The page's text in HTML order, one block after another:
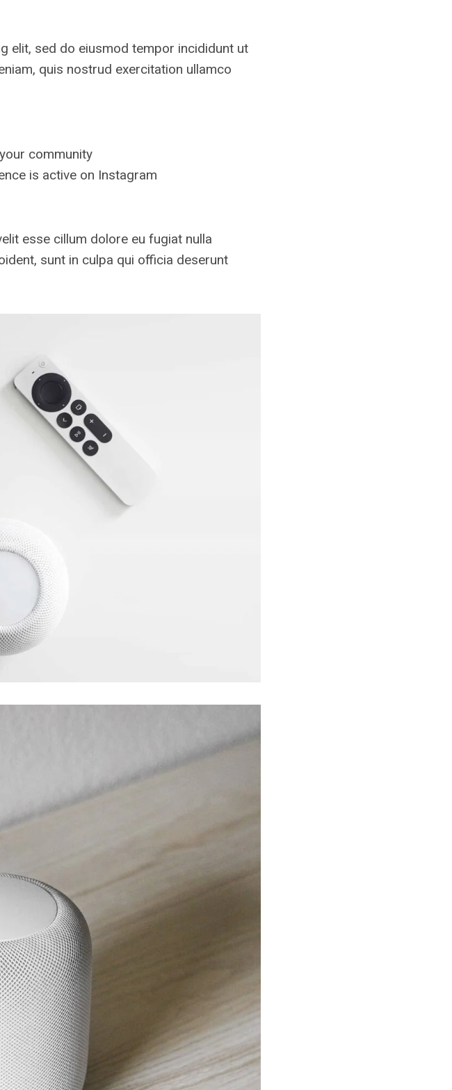
elit, sed do eiusmod tempor incididunt ut
quis nostrud exercitation ullamco
community
is active on Instagram
esse cillum dolore eu fugiat nulla
sunt in culpa qui officia deserunt